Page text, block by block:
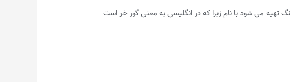
تهیه می شود با نام زبرا که در انگلیسی به معنی گور خر است